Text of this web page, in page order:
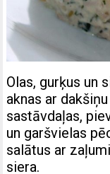
Olas, gurķus un
aknas ar
sastāvdaļas,
un garšvielas
salātus ar
siera.